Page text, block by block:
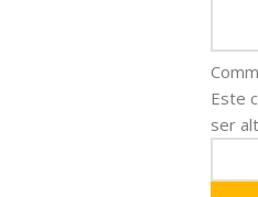
Este
ser